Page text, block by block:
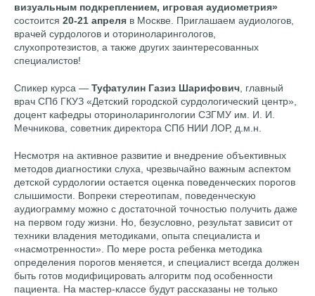
визуальным подкреплением, игровая аудиометрия»
состоится 20-21 апреля в Москве. Приглашаем аудиологов,
врачей сурдологов и оториноларингологов,
слухопротезистов, а также других заинтересованных
специалистов!
Спикер курса — Туфатулин Газиз Шарифович , главный
врач СПб ГКУЗ «Детский городской сурдологический центр»,
доцент кафедры оториноларингологии СЗГМУ им. И. И.
Мечникова, советник директора СПб НИИ ЛОР, д.м.н.
Несмотря на активное развитие и внедрение объективных
методов диагностики слуха, чрезвычайно важным аспектом
детской сурдологии остается оценка поведенческих порогов
слышимости. Вопреки стереотипам, поведенческую
аудиограмму можно с достаточной точностью получить даже
на первом году жизни. Но, безусловно, результат зависит от
техники владения методиками, опыта специалиста и
«насмотренности». По мере роста ребенка методика
определения порогов меняется, и специалист всегда должен
быть готов модифицировать алгоритм под особенности
пациента. На мастер-классе будут рассказаны не только